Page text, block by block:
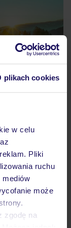
plikach cookies
w celu
Pliki
ruchu
mediów
może
zgodę na
położony
jeziora
resortu
widok na
lokalizacja
dla osób